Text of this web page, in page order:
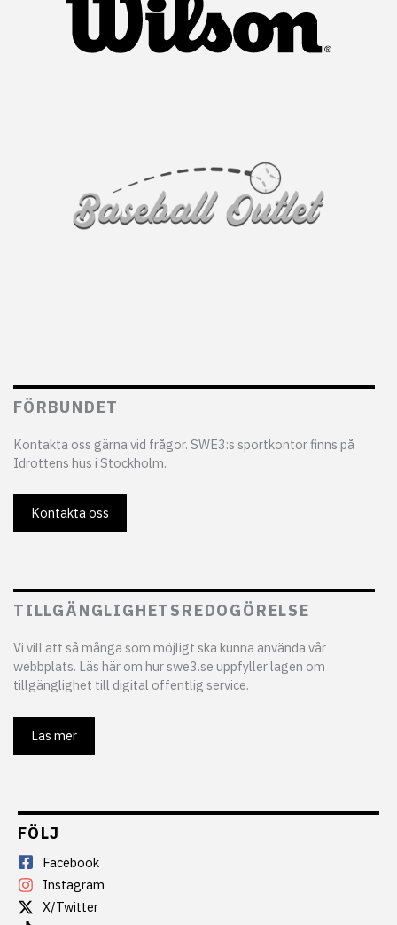
FÖRBUNDET
Kontakta oss gärna vid frågor. SWE3:s sportkontor finns på
Idrottens hus i Stockholm.
Kontakta oss
TILLGÄNGLIGHETSREDOGÖRELSE
Vi vill att så många som möjligt ska kunna använda vår
webbplats. Läs här om hur swe3.se uppfyller lagen om
tillgänglighet till digital offentlig service.
Läs mer
FÖLJ
Facebook
Instagram
X/Twitter